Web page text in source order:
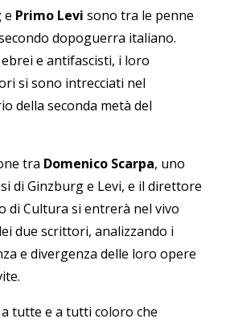
e Primo Levi sono tra le penne
dopoguerra italiano.
e antifascisti, i loro
si sono intrecciati nel
della seconda metà del
tra Domenico Scarpa, uno
di Ginzburg e Levi, e il direttore
di Cultura si entrerà nel vivo
due scrittori, analizzando i
e divergenza delle loro opere
tutte e a tutti coloro che